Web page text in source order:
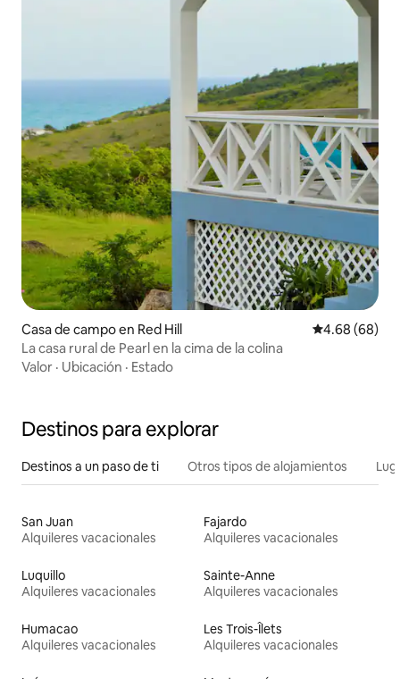
Casa de campo en Red Hill Calificación
4.68 (68)
La casa rural de Pearl en la cima de la colina
Valor · Ubicación · Estado
Destinos para explorar
Destinos a un paso de ti Otros tipos de alojamientos
San Juan
Alquileres vacacionales
Fajardo
Alquileres vacacionales
Luquillo
Alquileres vacacionales
Sainte-Anne
Alquileres vacacionales
Humacao
Alquileres vacacionales
Les Trois-Îlets
Alquileres vacacionales